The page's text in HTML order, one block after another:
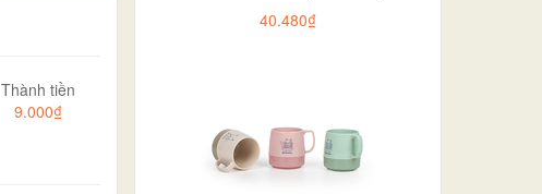
Thành tiền
9.000₫
40.480₫